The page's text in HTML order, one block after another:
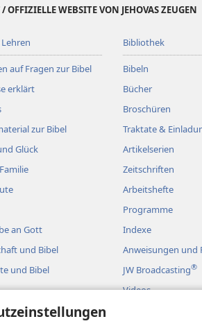
/ OFFIZIELLE WEBSITE VON JEHOVAS ZEUGEN
auf Fragen zur Bibel
erklärt
zur Bibel
Glück
an Gott
und Bibel
und Bibel
Bibliothek
Bibeln
Bücher
Broschüren
Traktate &
Artikelserien
Zeitschriften
Arbeitshefte
Programme
Indexe
Anweisungen und
JW Broadcasting®
Videos